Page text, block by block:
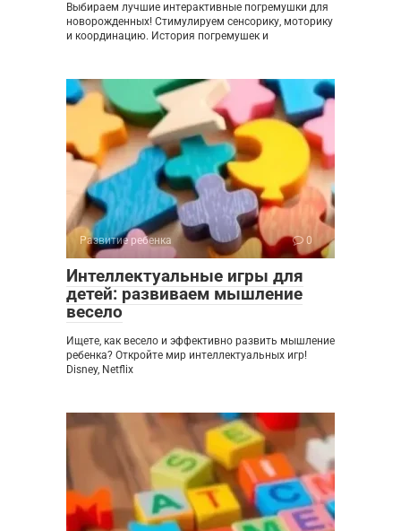
Выбираем лучшие интерактивные погремушки для
новорожденных! Стимулируем сенсорику, моторику
и координацию. История погремушек и
Развитие ребенка 0
Интеллектуальные игры для
детей: развиваем мышление
весело
Ищете, как весело и эффективно развить мышление
ребенка? Откройте мир интеллектуальных игр!
Disney, Netflix